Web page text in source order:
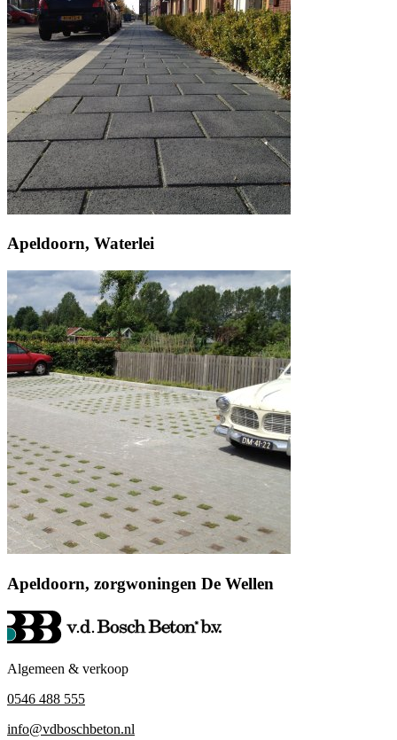
Apeldoorn, Waterlei
Apeldoorn, zorgwoningen De Wellen
Algemeen & verkoop
0546 488 555
info@vdboschbeton.nl